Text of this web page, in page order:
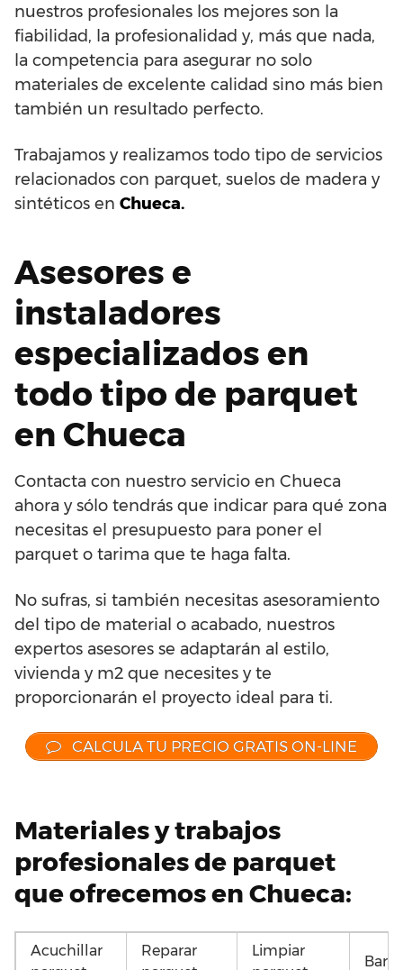
nuestros profesionales los mejores son la
fiabilidad, la profesionalidad y, más que nada,
la competencia para asegurar no solo
materiales de excelente calidad sino más bien
también un resultado perfecto.
Trabajamos y realizamos todo tipo de servicios
relacionados con parquet, suelos de madera y
sintéticos en Chueca.
Asesores e
instaladores
especializados en
todo tipo de parquet
en Chueca
Contacta con nuestro servicio en Chueca
ahora y sólo tendrás que indicar para qué zona
necesitas el presupuesto para poner el
parquet o tarima que te haga falta.
No sufras, si también necesitas asesoramiento
del tipo de material o acabado, nuestros
expertos asesores se adaptarán al estilo,
vivienda y m2 que necesites y te
proporcionarán el proyecto ideal para ti.
CALCULA TU PRECIO GRATIS ON-LINE
Materiales y trabajos
profesionales de parquet
que ofrecemos en Chueca:
Acuchillar
Reparar
Limpiar